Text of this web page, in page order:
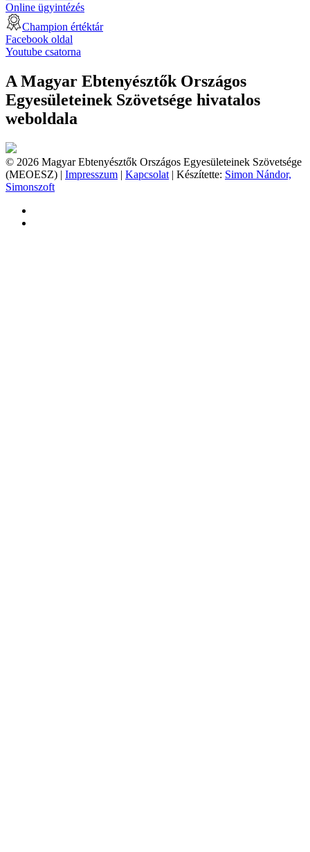
Online ügyintézés
Champion értéktár
Facebook oldal
Youtube csatorna
A Magyar Ebtenyésztők Országos
Egyesületeinek Szövetsége hivatalos
weboldala
© 2026 Magyar Ebtenyésztők Országos Egyesületeinek Szövetsége
(MEOESZ) | Impresszum | Kapcsolat | Készítette: Simon Nándor,
Simonszoft